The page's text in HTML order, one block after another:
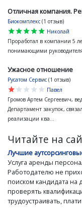
Отличная компания.
Биокомплекс (1 отзыв)
star
star
star
star
star
Николай
Проработал в компании 5
понимающими
Ужасное отношение
Русатом Сервис (1 отзыв)
star
star
star
star
star
Павел
Громов Артем Сергеевич,
Департамент закупок,
реализации ква...
Читайте на
Лучшие
Услуга аренды
Работодателю не
поиском кандидата на
проверять
трудоустраивать,